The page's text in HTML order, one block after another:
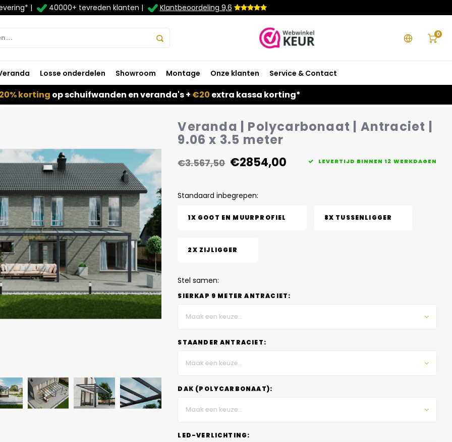
| 40000+ tevreden klanten | Klantbeoordeling 9,6
0
Losse onderdelen Showroom Montage Onze klanten Service & Contact
korting op schuifwanden en veranda's + €20 extra kassa korting*
Veranda | Polycarbonaat | Antraciet |
9.06 x 3.5 meter
€3.567,50 €2854,00 LEVERTIJD BINNEN 12 WERKDAGEN
Standaard inbegrepen:
1X GOOT EN MUURPROFIEL 8X TUSSENLIGGER
2X ZIJLIGGER
Stel samen:
SIERKAP 9 METER ANTRACIET:
Maak een keuze...
STAANDER ANTRACIET:
Maak een keuze...
DAK (POLYCARBONAAT):
Maak een keuze...
LED-VERLICHTING: